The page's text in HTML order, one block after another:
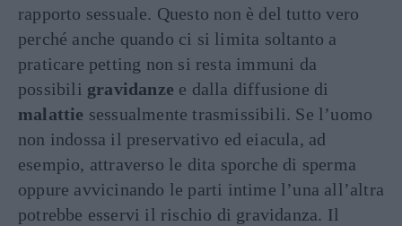
rapporto sessuale. Questo non è del tutto vero
perché anche quando ci si limita soltanto a
praticare petting non si resta immuni da
possibili gravidanze e dalla diffusione di
malattie sessualmente trasmissibili. Se l’uomo
non indossa il preservativo ed eiacula, ad
esempio, attraverso le dita sporche di sperma
oppure avvicinando le parti intime l’una all’altra
potrebbe esservi il rischio di gravidanza. Il